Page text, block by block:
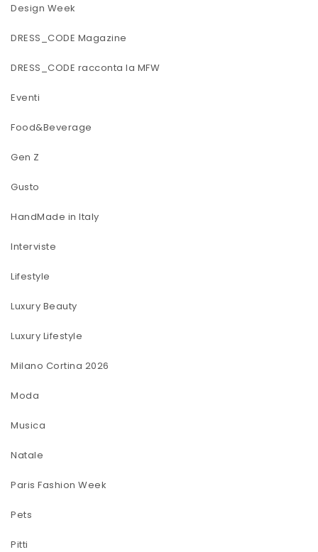
Design Week
DRESS_CODE Magazine
DRESS_CODE racconta la MFW
Eventi
Food&Beverage
Gen Z
Gusto
HandMade in Italy
Interviste
Lifestyle
Luxury Beauty
Luxury Lifestyle
Milano Cortina 2026
Moda
Musica
Natale
Paris Fashion Week
Pets
Pitti